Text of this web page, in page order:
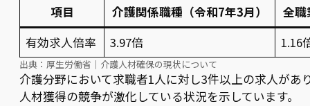
項目 介護関係職種（令和7年3月）
全職
有効求人倍率
3.97倍 1.16
出典： 厚生労働省｜介護人材確保の現状について
介護分野において求職者1人に対し3件以上の求人があ
人材獲得の競争が激化している状況を示しています。